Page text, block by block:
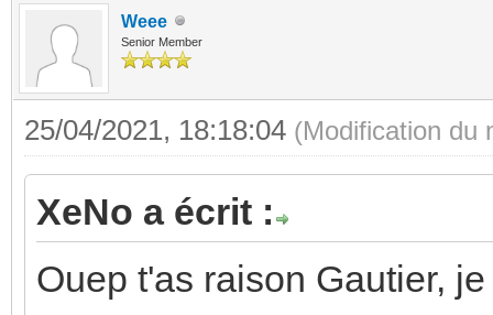
Weee
Senior Member
25/04/2021, 18:18:04 (Modification du
XeNo a écrit :
Ouep t'as raison Gautier,